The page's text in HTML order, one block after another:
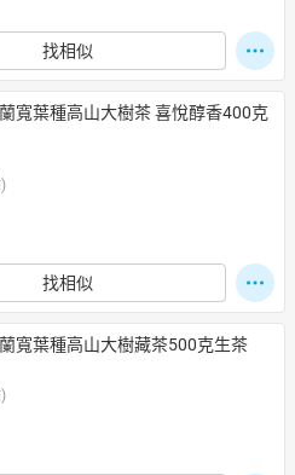
找相似
寬葉種高山大樹茶 喜悅醇香400克
找相似
寬葉種高山大樹藏茶500克生茶